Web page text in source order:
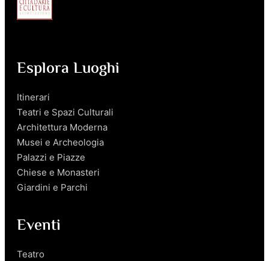
Esplora Luoghi
Itinerari
Teatri e Spazi Culturali
Architettura Moderna
Musei e Archeologia
Palazzi e Piazze
Chiese e Monasteri
Giardini e Parchi
Eventi
Teatro